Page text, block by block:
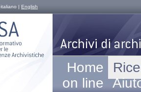
italiano | English
Home
on line